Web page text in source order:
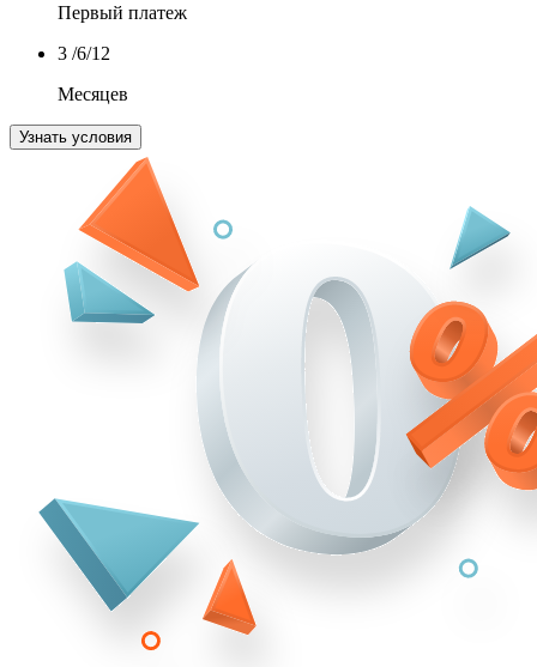
Первый платеж
3 /6/12
Месяцев
Узнать условия